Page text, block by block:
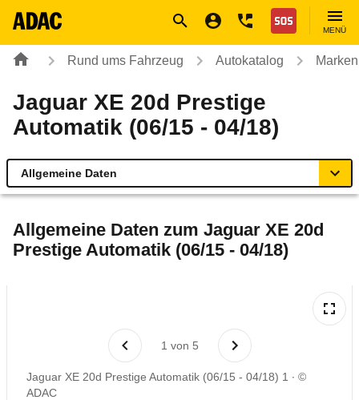
Nothilfe
MENÜ
Rund ums Fahrzeug Autokatalog
Jaguar XE 20d Prestige
Automatik (06/15 - 04/18)
Allgemeine Daten
Technische Daten
Laufende Kosten
Rückrufe & Mängel
Allgemeine Daten zum Jaguar XE 20d
Prestige Automatik (06/15 - 04/18)
1 von 5
Jaguar XE 20d Prestige Automatik (06/15 - 04/18) 1
©
ADAC